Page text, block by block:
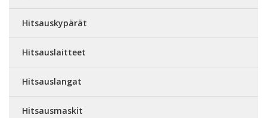
Hitsauskypärät
Hitsauslaitteet
Hitsauslangat
Hitsausmaskit